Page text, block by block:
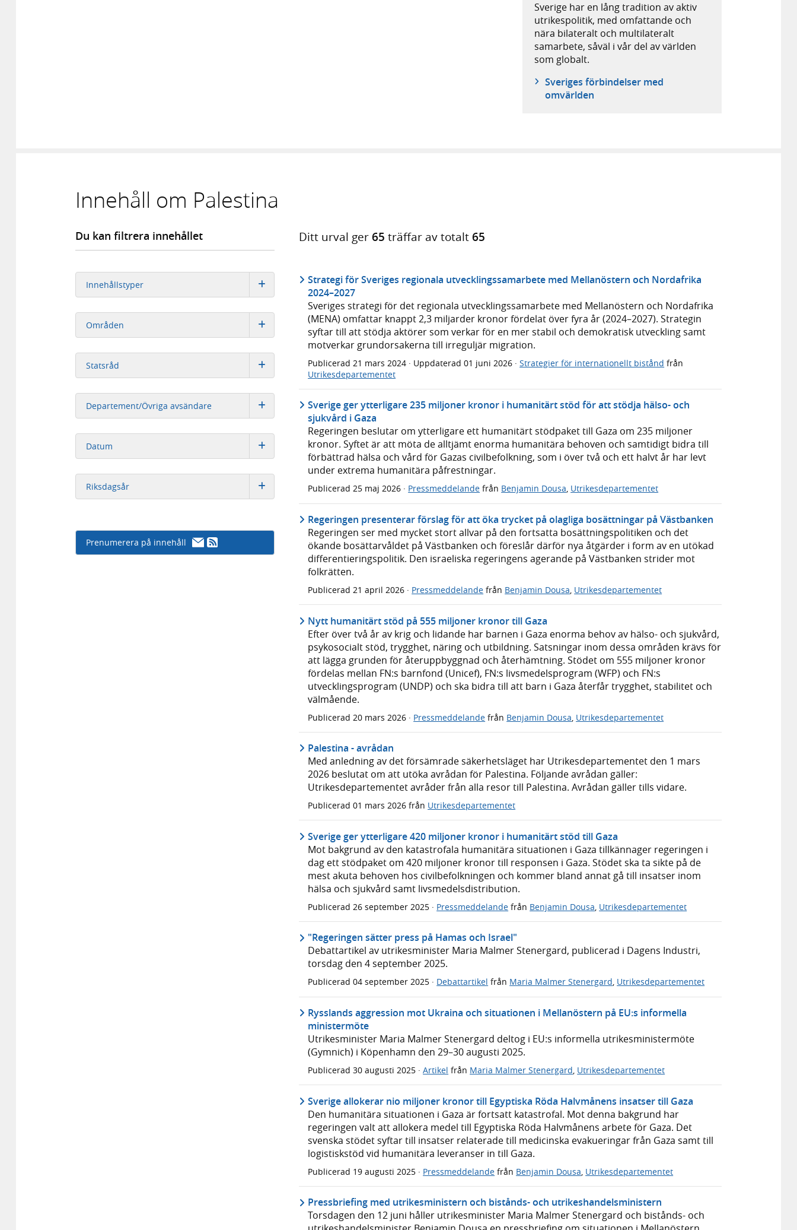
Sverige har en lång tradition av aktiv
utrikespolitik, med omfattande och
nära bilateralt och multilateralt
samarbete, såväl i vår del av världen
som globalt.
Sveriges förbindelser med
omvärlden
Innehåll om Palestina
Du kan filtrera innehållet
Innehållstyper
Områden
Statsråd
Departement/Övriga avsändare
Datum
Riksdagsår
Prenumerera på innehåll
Ditt urval ger65 träffar av totalt65
Strategi för Sveriges regionala utvecklingssamarbete med Mellanöstern och Nordafrika
2024–2027
Sveriges strategi för det regionala utvecklingssamarbete med Mellanöstern och Nordafrika
(MENA) omfattar knappt 2,3 miljarder kronor fördelat över fyra år (2024–2027). Strategin
syftar till att stödja aktörer som verkar för en mer stabil och demokratisk utveckling samt
motverkar grundorsakerna till irreguljär migration.
Publicerad 21 mars 2024 · Uppdaterad01 juni 2026 ·Strategier för internationellt bistånd från
Utrikesdepartementet
Sverige ger ytterligare 235 miljoner kronor i humanitärt stöd för att stödja hälso- och
sjukvård i Gaza
Regeringen beslutar om ytterligare ett humanitärt stödpaket till Gaza om 235 miljoner
kronor. Syftet är att möta de alltjämt enorma humanitära behoven och samtidigt bidra till
förbättrad hälsa och vård för Gazas civilbefolkning, som i över två och ett halvt år har levt
under extrema humanitära påfrestningar.
Publicerad25 maj 2026 · Pressmeddelande från Benjamin Dousa, Utrikesdepartementet
Regeringen presenterar förslag för att öka trycket på olagliga bosättningar på Västbanken
Regeringen ser med mycket stort allvar på den fortsatta bosättningspolitiken och det
ökande bosättarvåldet på Västbanken och föreslår därför nya åtgärder i form av en utökad
differentieringspolitik. Den israeliska regeringens agerande på Västbanken strider mot
folkrätten.
Publicerad21 april 2026 · Pressmeddelande från Benjamin Dousa, Utrikesdepartementet
Nytt humanitärt stöd på 555 miljoner kronor till Gaza
Efter över två år av krig och lidande har barnen i Gaza enorma behov av hälso- och sjukvård,
psykosocialt stöd, trygghet, näring och utbildning. Satsningar inom dessa områden krävs för
att lägga grunden för återuppbyggnad och återhämtning. Stödet om 555 miljoner kronor
fördelas mellan FN:s barnfond (Unicef), FN:s livsmedelsprogram (WFP) och FN:s
utvecklingsprogram (UNDP) och ska bidra till att barn i Gaza återfår trygghet, stabilitet och
välmående.
Publicerad 20 mars 2026 · Pressmeddelande från Benjamin Dousa Utrikesdepartementet
Palestina - avrådan
Med anledning av det försämrade säkerhetsläget har Utrikesdepartementet den 1 mars
2026 beslutat om att utöka avrådan för Palestina. Följande avrådan gäller:
Utrikesdepartementet avråder från alla resor till Palestina. Avrådan gäller tills vidare.
Publicerad01 mars 2026från Utrikesdepartementet
Sverige ger ytterligare 420 miljoner kronor i humanitärt stöd till Gaza
Mot bakgrund av den katastrofala humanitära situationen i Gaza tillkännager regeringen i
dag ett stödpaket om 420 miljoner kronor till responsen i Gaza. Stödet ska ta sikte på de
mest akuta behoven hos civilbefolkningen och kommer bland annat gå till insatser inom
hälsa och sjukvård samt livsmedelsdistribution.
Publicerad26 september 2025 · Pressmeddelande från Benjamin Dousa, Utrikesdepartementet
"Regeringen sätter press på Hamas och Israel"
Debattartikel av utrikesminister Maria Malmer Stenergard, publicerad i Dagens Industri,
torsdag den 4 september 2025.
Publicerad04 september 2025 · Debattartikel från Maria Malmer Stenergard, Utrikesdepartementet
Rysslands aggression mot Ukraina och situationen i Mellanöstern på EU:s informella
ministermöte
Utrikesminister Maria Malmer Stenergard deltog i EU:s informella utrikesministermöte
(Gymnich) i Köpenhamn den 29–30 augusti 2025.
Publicerad30 augusti 2025 ·Artikel från Maria Malmer Stenergard, Utrikesdepartementet
Sverige allokerar nio miljoner kronor till Egyptiska Röda Halvmånens insatser till Gaza
Den humanitära situationen i Gaza är fortsatt katastrofal. Mot denna bakgrund har
regeringen valt att allokera medel till Egyptiska Röda Halvmånens arbete för Gaza. Det
svenska stödet syftar till insatser relaterade till medicinska evakueringar från Gaza samt till
logistiskstöd vid humanitära leveranser in till Gaza.
Publicerad 19 augusti 2025 · Pressmeddelande från Benjamin Dousa Utrikesdepartementet
Pressbriefing med utrikesministern och bistånds- och utrikeshandelsministern
Torsdagen den 12 juni håller utrikesminister Maria Malmer Stenergard och bistånds- och